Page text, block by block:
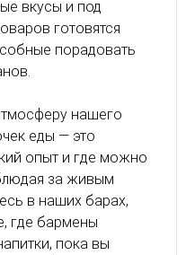
вкусы и под
готовятся
порадовать
нашего
еды — это
опыт и где можно
за живым
в наших барах,
где бармены
пока вы